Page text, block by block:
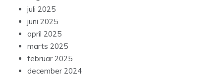
juli 2025
juni 2025
april 2025
marts 2025
februar 2025
december 2024